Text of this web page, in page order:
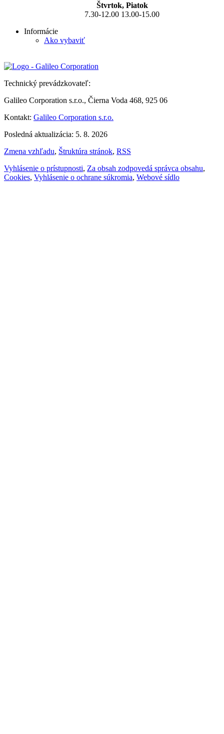
Štvrtok, Piatok
7.30-12.00 13.00-15.00
Informácie
Ako vybaviť
Technický prevádzkovateľ:
Galileo Corporation s.r.o., Čierna Voda 468, 925 06
Kontakt: Galileo Corporation s.r.o.
Posledná aktualizácia: 5. 8. 2026
Zmena vzhľadu, Štruktúra stránok, RSS
Vyhlásenie o prístupnosti, Za obsah zodpovedá správca obsahu,
Cookies, Vyhlásenie o ochrane súkromia, Webové sídlo